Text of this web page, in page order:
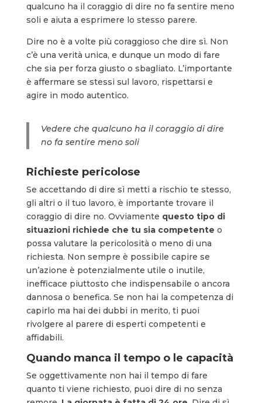
qualcuno ha il coraggio di dire no fa sentire meno
soli e aiuta a esprimere lo stesso parere.
Dire no è a volte più coraggioso che dire sì. Non
c’è una verità unica, e dunque un modo di fare
che sia per forza giusto o sbagliato. L’importante
è affermare se stessi sul lavoro, rispettarsi e
agire in modo autentico.
Vedere che qualcuno ha il coraggio di dire
no fa sentire meno soli
Richieste pericolose
Se accettando di dire sì metti a rischio te stesso,
gli altri o il tuo lavoro, è importante trovare il
coraggio di dire no. Ovviamente questo tipo di
situazioni richiede che tu sia competente o
possa valutare la pericolosità o meno di una
richiesta. Non sempre è possibile capire se
un’azione è potenzialmente utile o inutile,
inefficace piuttosto che indispensabile o ancora
dannosa o benefica. Se non hai la competenza di
capirlo ma hai dei dubbi in merito, ti puoi
rivolgere al parere di esperti competenti e
affidabili.
Quando manca il tempo o le capacità
Se oggettivamente non hai il tempo di fare
quanto ti viene richiesto, puoi dire di no senza